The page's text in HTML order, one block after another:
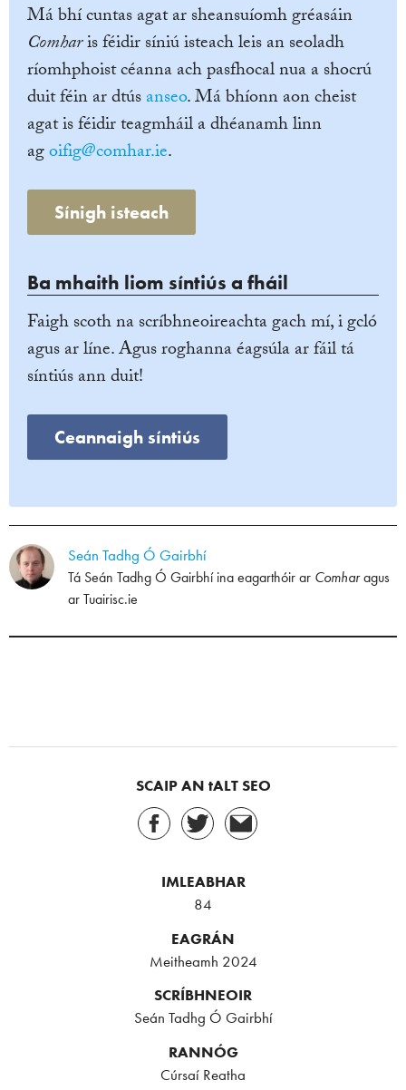
Má bhí cuntas agat ar sheansuíomh gréasáin
Comharis féidir síniú isteach leis an seoladh
ríomhphoist céanna ach pasfhocal nua a shocrú
duit féin ar dtúsanseo. Má bhíonn aon cheist
agat is féidir teagmháil a dhéanamh linn
agoifig@comhar.ie.
Sínigh isteach
Ba mhaith liom síntiús a fháil
Faigh scoth na scríbhneoireachta gach mí, i gcló
agus ar líne. Agus roghanna éagsúla ar fáil tá
síntiús ann duit!
Ceannaigh síntiús
Seán Tadhg Ó Gairbhí
Tá Seán Tadhg Ó Gairbhí ina eagarthóir ar Comharagus
arTuairisc.ie
SCAIP AN tALT SEO
IMLEABHAR
84
EAGRÁN
Meitheamh 2024
SCRÍBHNEOIR
Seán Tadhg Ó Gairbhí
RANNÓG
Cúrsaí Reatha